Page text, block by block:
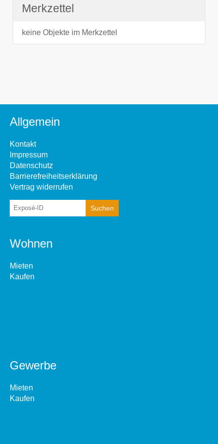
Merkzettel
keine Objekte im Merkzettel
Allgemein
Kontakt
Impressum
Datenschutz
Barrierefreiheitserklärung
Vertrag widerrufen
Wohnen
Mieten
Kaufen
Gewerbe
Mieten
Kaufen